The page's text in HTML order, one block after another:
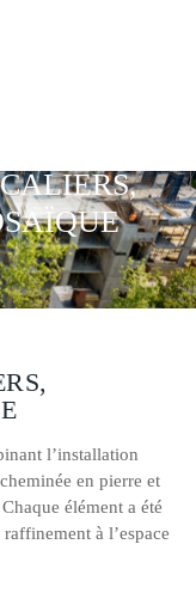
l’installation
en pierre et
élément a été
à l’espace